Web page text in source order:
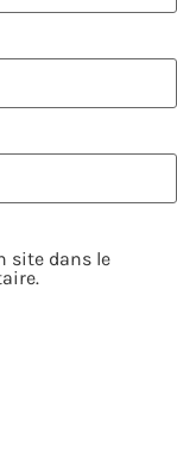
site dans le